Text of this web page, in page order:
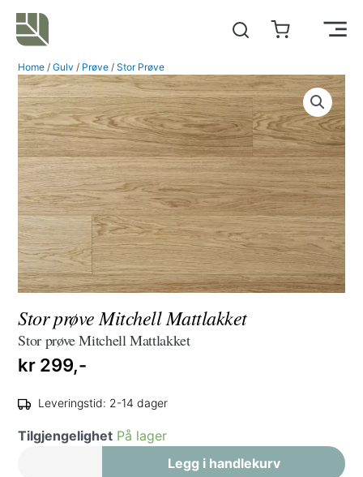
Hopp
rett
innholdet
Home /Gulv / Prøve /Stor Prøve
Stor prøve Mitchell Mattlakket
Stor prøve Mitchell Mattlakket
kr 299,-
Leveringstid: 2-14 dager
Tilgjengelighet På lager
Legg i handlekurv